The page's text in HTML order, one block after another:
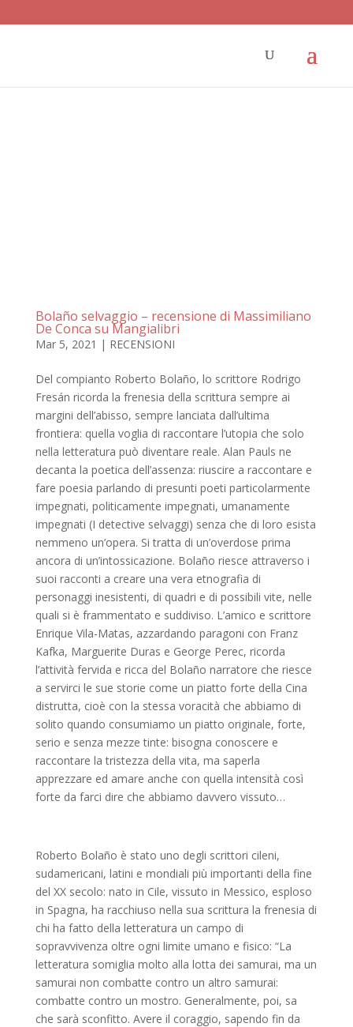
Bolaño selvaggio – recensione di Massimiliano
De Conca su Mangialibri
Mar 5, 2021 | RECENSIONI
Del compianto Roberto Bolaño, lo scrittore Rodrigo
Fresán ricorda la frenesia della scrittura sempre ai
margini dell’abisso, sempre lanciata dall’ultima
frontiera: quella voglia di raccontare l’utopia che solo
nella letteratura può diventare reale. Alan Pauls ne
decanta la poetica dell’assenza: riuscire a raccontare e
fare poesia parlando di presunti poeti particolarmente
impegnati, politicamente impegnati, umanamente
impegnati (I detective selvaggi) senza che di loro esista
nemmeno un’opera. Si tratta di un’overdose prima
ancora di un’intossicazione. Bolaño riesce attraverso i
suoi racconti a creare una vera etnografia di
personaggi inesistenti, di quadri e di possibili vite, nelle
quali si è frammentato e suddiviso. L’amico e scrittore
Enrique Vila-Matas, azzardando paragoni con Franz
Kafka, Marguerite Duras e George Perec, ricorda
l’attività fervida e ricca del Bolaño narratore che riesce
a servirci le sue storie come un piatto forte della Cina
distrutta, cioè con la stessa voracità che abbiamo di
solito quando consumiamo un piatto originale, forte,
serio e senza mezze tinte: bisogna conoscere e
raccontare la tristezza della vita, ma saperla
apprezzare ed amare anche con quella intensità così
forte da farci dire che abbiamo davvero vissuto…
Roberto Bolaño è stato uno degli scrittori cileni,
sudamericani, latini e mondiali più importanti della fine
del XX secolo: nato in Cile, vissuto in Messico, esploso
in Spagna, ha racchiuso nella sua scrittura la frenesia di
chi ha fatto della letteratura un campo di
sopravvivenza oltre ogni limite umano e fisico: “La
letteratura somiglia molto alla lotta dei samurai, ma un
samurai non combatte contro un altro samurai:
combatte contro un mostro. Generalmente, poi, sa
che sarà sconfitto. Avere il coraggio, sapendo fin da